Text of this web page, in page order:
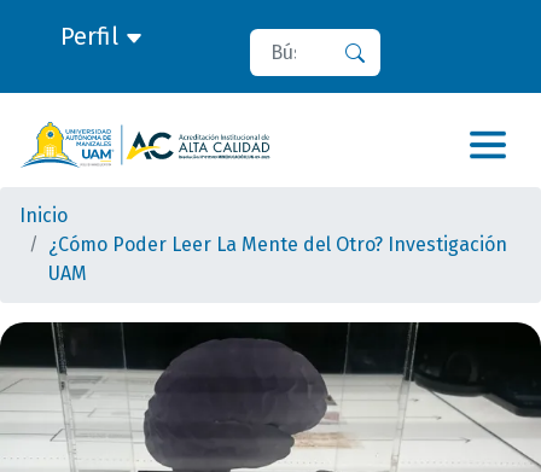
Perfil Buscar
Inicio
¿Cómo Poder Leer La Mente del Otro? Investigación
UAM